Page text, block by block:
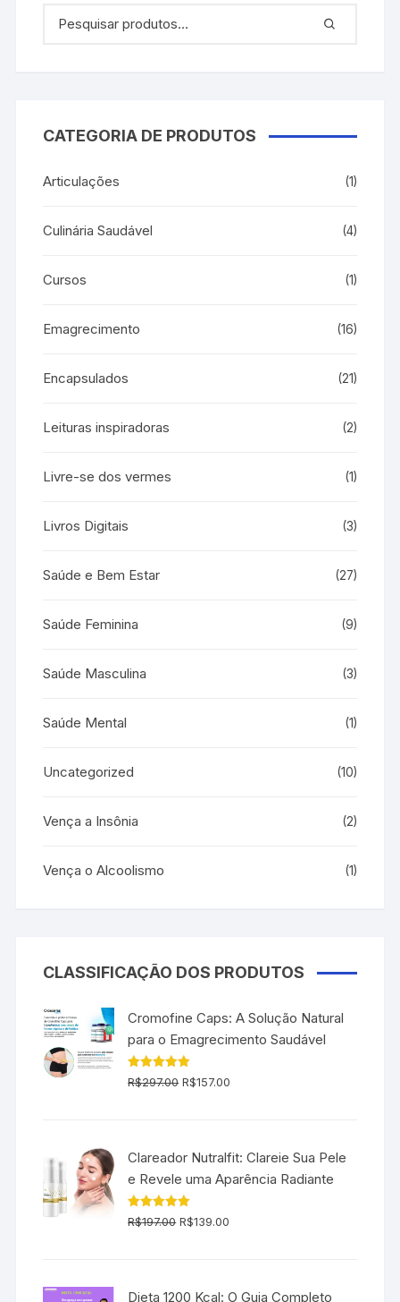
CATEGORIA DE PRODUTOS
Articulações (1)
Culinária Saudável (4)
Cursos (1)
Emagrecimento (16)
Encapsulados (21)
Leituras inspiradoras (2)
Livre-se dos vermes (1)
Livros Digitais (3)
Saúde e Bem Estar (27)
Saúde Feminina (9)
Saúde Masculina (3)
Saúde Mental (1)
Uncategorized (10)
Vença a Insônia (2)
Vença o Alcoolismo (1)
CLASSIFICAÇÃO DOS PRODUTOS
Cromofine Caps: A Solução Natural
para o Emagrecimento Saudável
Avaliação
5.00de 5
R$297.00 O
R$297.00.
R$157.00
R$157.00.
Clareador Nutralfit: Clareie Sua Pele
e Revele uma Aparência Radiante
Avaliação
5.00de 5
R$197.00 O
R$139.00
Dieta 1200 Kcal: O Guia Completo